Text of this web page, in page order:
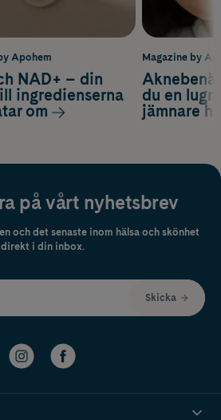
Magazine by
du en
jämnare
Apohem
NAD+ – din
ingredienserna
om
på vårt nyhetsbrev
och det senaste inom hälsa och skönhet
direkt i din inbox.
Skicka